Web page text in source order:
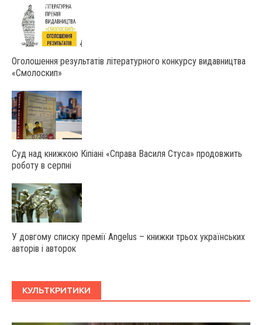
Оголошення результатів літературного конкурсу видавництва
«Смолоскип»
Суд над книжкою Кіпіані «Справа Василя Стуса» продовжить
роботу в серпні
У довгому списку премії Angelus – книжки трьох українських
авторів і авторок
КУЛЬТКРИТИКИ